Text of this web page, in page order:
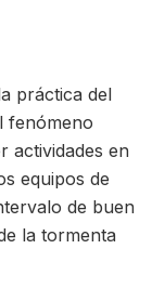
práctica del
fenómeno
actividades en
equipos de
de buen
la tormenta